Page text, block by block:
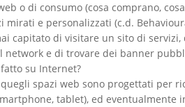
o di consumo (cosa comprano,
mirati e personalizzati (c.d.
capitato di visitare un sito di
network e di trovare dei banner
su Internet?
quegli spazi web sono progettati per
tablet), ed